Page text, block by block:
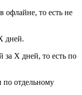
офлайне, то есть не
дней.
за X дней, то есть по
отдельному